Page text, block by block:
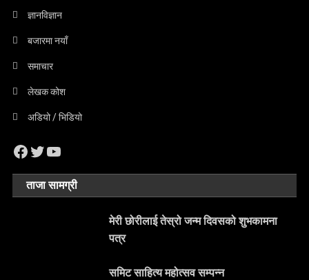
ज्ञानविज्ञान
बजारमा नयाँ
समाचार
लेखक कोश
अडियो / भिडियो
Facebook
Twitter
YouTube
ताजा सामग्री
मेरी छोरीलाई तेस्रो जन्म दिवसको शुभकामना
पत्र
समिट साहित्य महोत्सव सम्पन्न